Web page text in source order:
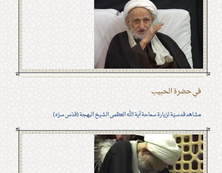
في حضرة الحبيب
مشاهد قدسيّة لزيارة سماحة آية الله العظمى الشيخ البهجة (قدّس سرّه)